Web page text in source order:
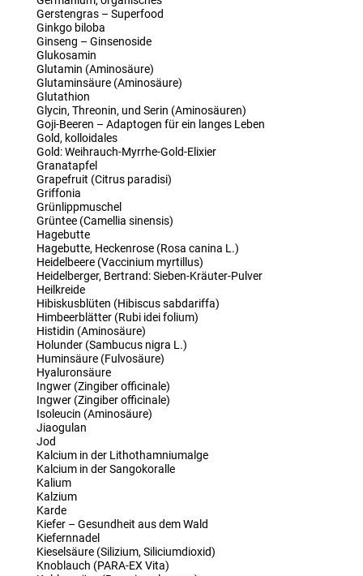
Gerstengras – Superfood
Ginkgo biloba
Ginseng – Ginsenoside
Glukosamin
Glutamin (Aminosäure)
Glutaminsäure (Aminosäure)
Glutathion
Glycin, Threonin, und Serin (Aminosäuren)
Goji-Beeren – Adaptogen für ein langes Leben
Gold, kolloidales
Gold: Weihrauch-Myrrhe-Gold-Elixier
Granatapfel
Grapefruit (Citrus paradisi)
Griffonia
Grünlippmuschel
Grüntee (Camellia sinensis)
Hagebutte
Hagebutte, Heckenrose (Rosa canina L.)
Heidelbeere (Vaccinium myrtillus)
Heidelberger, Bertrand: Sieben-Kräuter-Pulver
Heilkreide
Hibiskusblüten (Hibiscus sabdariffa)
Himbeerblätter (Rubi idei folium)
Histidin (Aminosäure)
Holunder (Sambucus nigra L.)
Huminsäure (Fulvosäure)
Hyaluronsäure
Ingwer (Zingiber officinale)
Ingwer (Zingiber officinale)
Isoleucin (Aminosäure)
Jiaogulan
Jod
Kalcium in der Lithothamniumalge
Kalcium in der Sangokoralle
Kalium
Kalzium
Karde
Kiefer – Gesundheit aus dem Wald
Kiefernnadel
Kieselsäure (Silizium, Siliciumdioxid)
Knoblauch (PARA-EX Vita)